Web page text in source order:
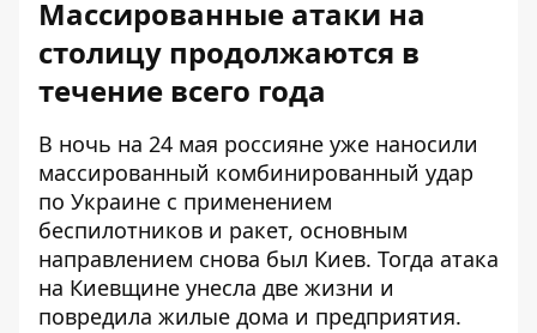
Массированные атаки на
столицу продолжаются в
течение всего года
В ночь на 24 мая россияне уже наносили
массированный комбинированный удар
по Украине с применением
беспилотников и ракет, основным
направлением снова был Киев. Тогда атака
на Киевщине унесла две жизни и
повредила жилые дома и предприятия.